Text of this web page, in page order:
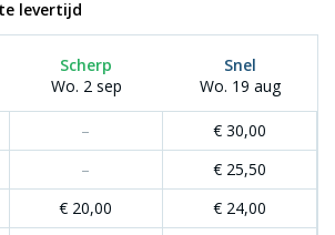
levertijd
Scherp
Wo. 2 sep
–
–
€ 20,00
Snel
Wo. 19 aug
€ 30,00
€ 25,50
€ 24,00